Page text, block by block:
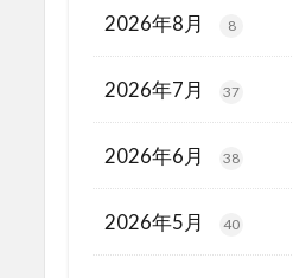
2026年8月 8
2026年7月 37
2026年6月 38
2026年5月 40